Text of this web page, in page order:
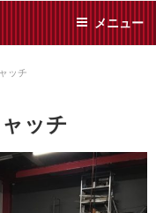
メニュー
ッチ
ッチ